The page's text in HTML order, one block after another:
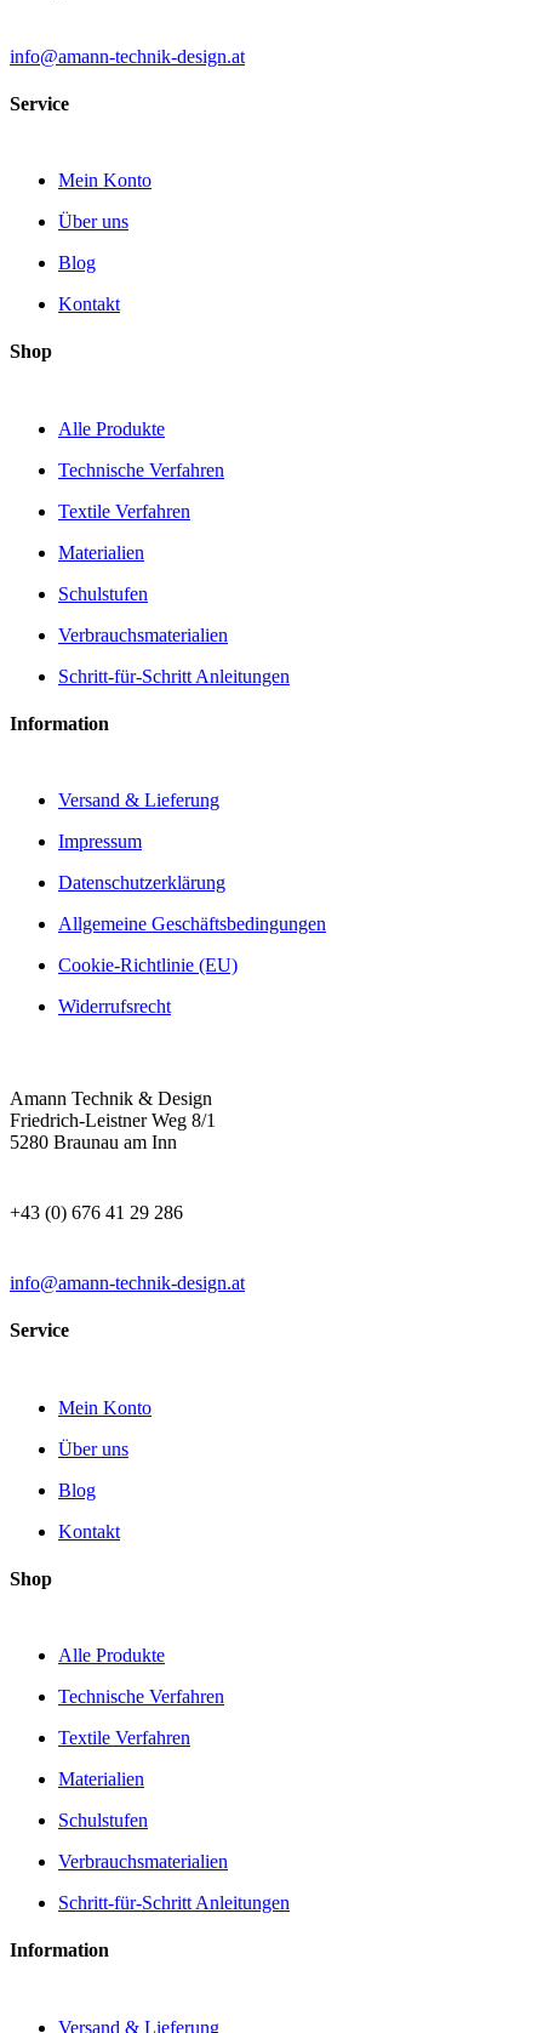
info@amann-technik-design.at
Service
Mein Konto
Über uns
Blog
Kontakt
Shop
Alle Produkte
Technische Verfahren
Textile Verfahren
Materialien
Schulstufen
Verbrauchsmaterialien
Schritt-für-Schritt Anleitungen
Information
Versand & Lieferung
Impressum
Datenschutzerklärung
Allgemeine Geschäftsbedingungen
Cookie-Richtlinie (EU)
Widerrufsrecht
Amann Technik & Design
Friedrich-Leistner Weg 8/1
5280 Braunau am Inn
+43 (0) 676 41 29 286
info@amann-technik-design.at
Service
Mein Konto
Über uns
Blog
Kontakt
Shop
Alle Produkte
Technische Verfahren
Textile Verfahren
Materialien
Schulstufen
Verbrauchsmaterialien
Schritt-für-Schritt Anleitungen
Information
Versand & Lieferung